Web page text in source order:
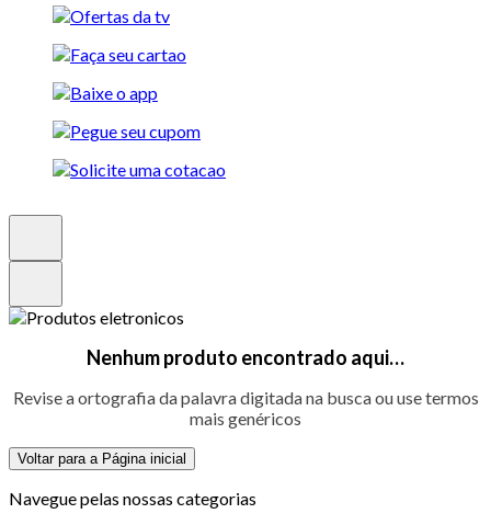
Nenhum produto encontrado aqui…
Revise a ortografia da palavra digitada na busca ou use termos
mais genéricos
Voltar para a Página inicial
Navegue pelas nossas categorias